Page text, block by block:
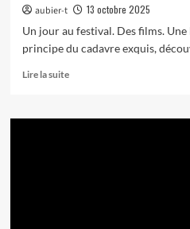
aubier-t
13 octobre 2025
Un jour au festival. Des films.
principe du cadavre exquis,
Lire la suiteEn
sur